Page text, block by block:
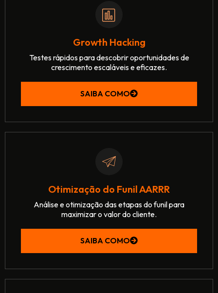
Growth Hacking
Testes rápidos para descobrir oportunidades de
crescimento escaláveis e eficazes.
SAIBA COMO
Otimização do Funil AARRR
Análise e otimização das etapas do funil para
maximizar o valor do cliente.
SAIBA COMO